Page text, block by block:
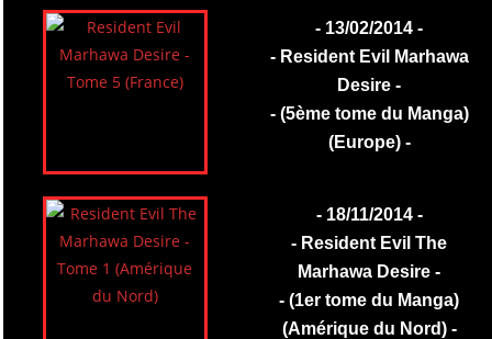
- 13/02/2014 -
- Resident Evil Marhawa
Desire -
- (5ème tome du Manga)
(Europe) -
- 18/11/2014 -
- Resident Evil The
Marhawa Desire -
- (1er tome du Manga)
(Amérique du Nord) -